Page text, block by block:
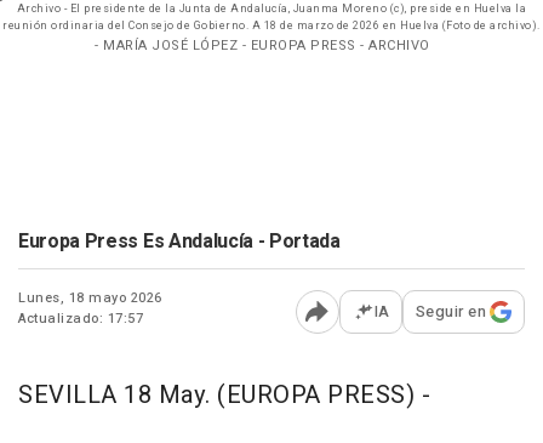
Archivo - El presidente de la Junta de Andalucía, Juanma Moreno (c), preside en Huelva la
reunión ordinaria del Consejo de Gobierno. A 18 de marzo de 2026 en Huelva (Foto de archivo).
- MARÍA JOSÉ LÓPEZ - EUROPA PRESS - ARCHIVO
Europa Press Es Andalucía - Portada
Lunes, 18 mayo 2026
Actualizado: 17:57
Abrir opciones para
IA Seguir en
SEVILLA 18 May. (EUROPA PRESS) -